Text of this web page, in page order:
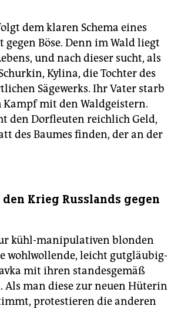
dem klaren Schema eines
gegen Böse. Denn im Wald liegt
und nach dieser sucht, als
Kylina, die Tochter des
Säge­werks. Ihr Vater starb
mit den Wald­geistern.
den Dorf­leuten reichlich Geld,
des Baumes finden, der an der
Krieg Russlands gegen
kühl-manipulativen blonden
wohl­wollende, leicht gutgläubig-
mit ihren standesgemäß
Als man diese zur neuen Hüterin
protestieren die anderen